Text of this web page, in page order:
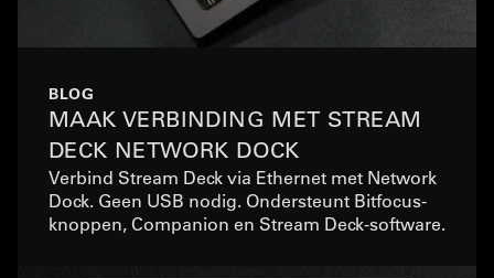
BLOG
MAAK VERBINDING MET STREAM
DECK NETWORK DOCK
Verbind Stream Deck via Ethernet met Network
Dock. Geen USB nodig. Ondersteunt Bitfocus-
knoppen, Companion en Stream Deck-software.